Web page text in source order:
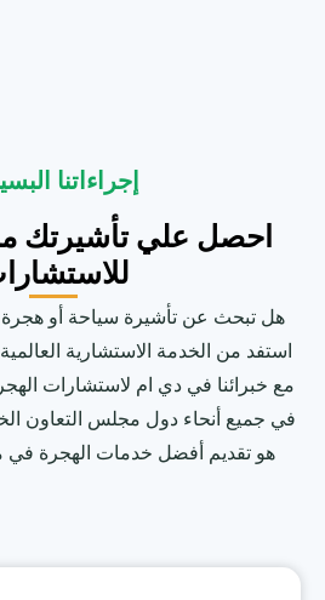
إجراءاتنا
احصل علي تأشيرتك
هل تبحث عن تأشيرة سياحة أو
استفد من الخدمة الاستشارية
في جميع أنحاء دول مجلس التعاون
هو تقديم أفضل خدمات الهجرة في